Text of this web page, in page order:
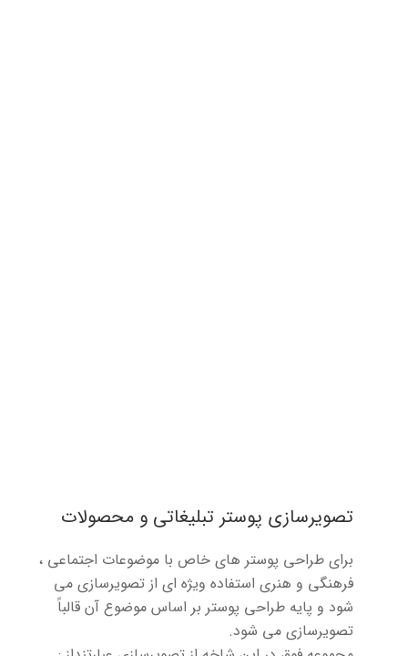
تصویرسازی پوستر تبلیغاتی و محصولات
برای طراحی پوستر های خاص با موضوعات اجتماعی ،
فرهنگی و هنری استفاده ویژه ای از تصویرسازی می
شود و پایه طراحی پوستر بر اساس موضوع آن قالباً
تصویرسازی می شود.